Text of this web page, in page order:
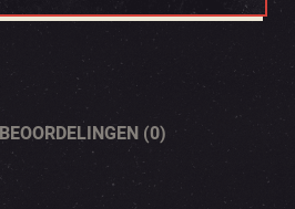
BEOORDELINGEN (0)